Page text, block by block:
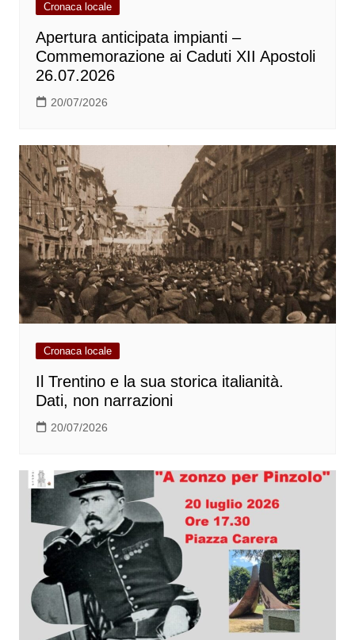
Cronaca locale
Apertura anticipata impianti –
Commemorazione ai Caduti XII Apostoli
26.07.2026
20/07/2026
Cronaca locale
Il Trentino e la sua storica italianità.
Dati, non narrazioni
20/07/2026